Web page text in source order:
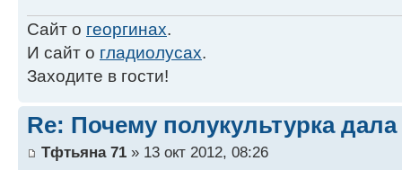
Сайт о георгинах.
И сайт о гладиолусах.
Заходите в гости!
Re: Почему полукультурка
Тфтьяна 71 » 13 окт 2012, 08:26